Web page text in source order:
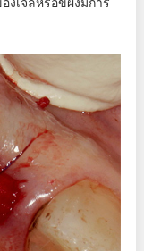
งเจลหรือขี้ผึ้งมีการ